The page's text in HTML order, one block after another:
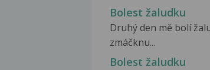
Bolest žaludku
Druhý den mě bolí
zmáčknu...
Bolest žaludku